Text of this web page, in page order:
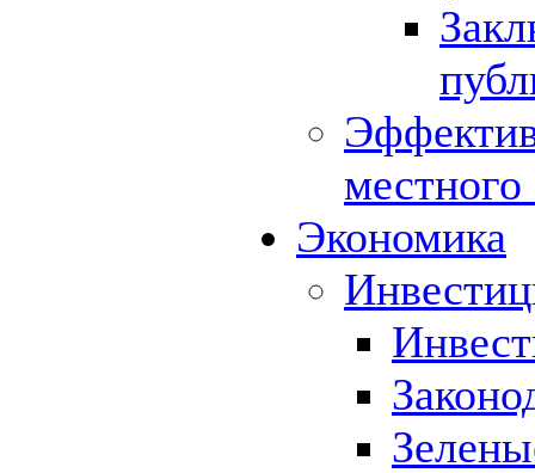
Экономика